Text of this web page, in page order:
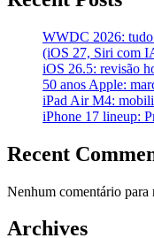
WWDC 2026: tudo
(iOS 27, Siri com
iOS 26.5: revisão
50 anos Apple:
iPad Air M4:
iPhone 17 lineup:
Recent
Nenhum comentário para
Archives